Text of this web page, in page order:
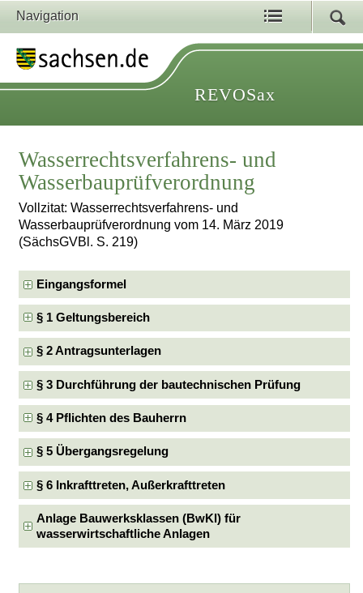
Navigation
REVOSax
Wasserrechtsverfahrens- und
Wasserbauprüfverordnung
Vollzitat: Wasserrechtsverfahrens- und
Wasserbauprüfverordnung vom 14. März 2019
(SächsGVBl. S. 219)
Eingangsformel
§ 1 Geltungsbereich
§ 2 Antragsunterlagen
§ 3 Durchführung der bautechnischen Prüfung
§ 4 Pflichten des Bauherrn
§ 5 Übergangsregelung
§ 6 Inkrafttreten, Außerkrafttreten
Anlage Bauwerksklassen (BwKl) für
wasserwirtschaftliche Anlagen